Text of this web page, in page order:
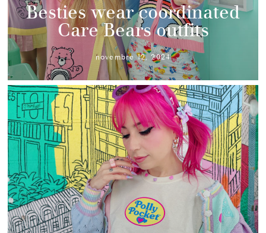
Besties wear coordinated
Care Bears outfits
novembre 12, 2024